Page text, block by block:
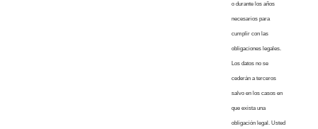
o durante los años
necesarios para
cumplir con las
obligaciones legales.
Los datos no se
cederán a terceros
salvo en los casos en
que exista una
obligación legal. Usted